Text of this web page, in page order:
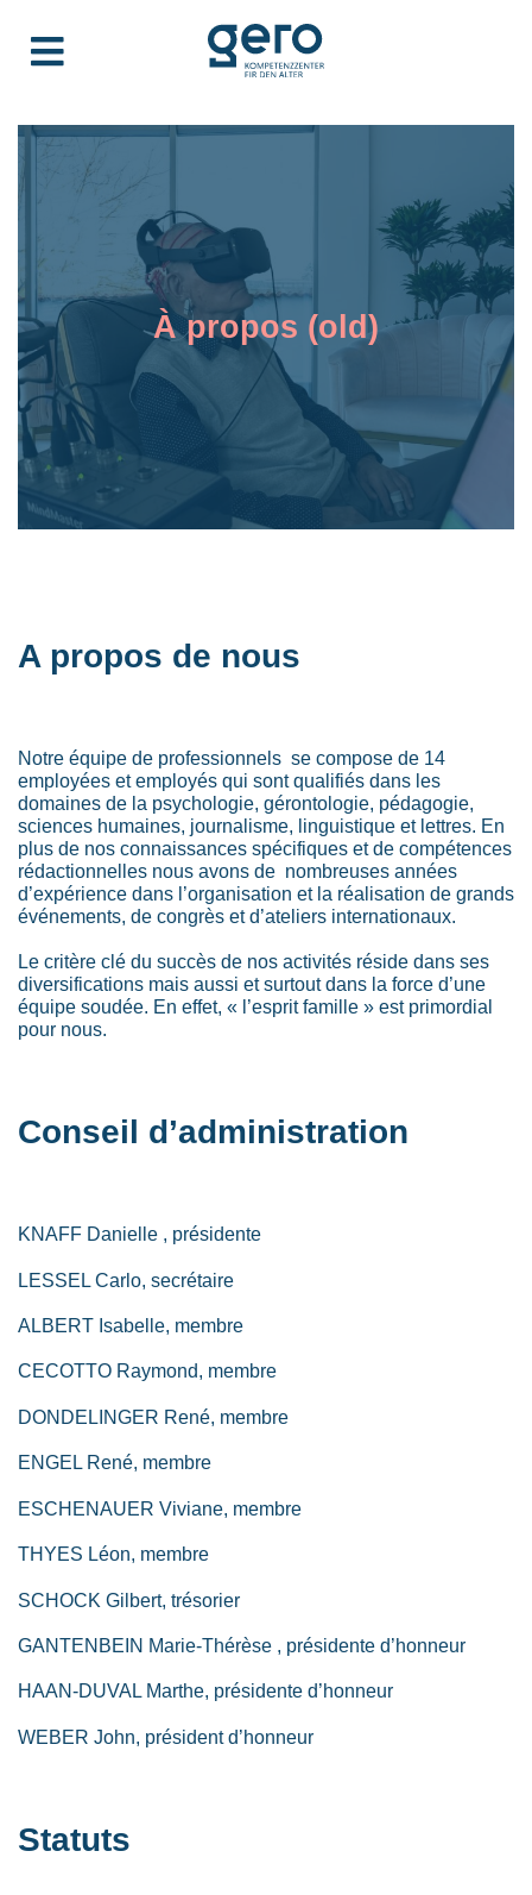
À propos (old)
A propos de nous
Notre équipe de professionnels se compose de 14
employées et employés qui sont qualifiés dans les
domaines de la psychologie, gérontologie, pédagogie,
sciences humaines, journalisme, linguistique et lettres. En
plus de nos connaissances spécifiques et de compétences
rédactionnelles nous avons de nombreuses années
d’expérience dans l’organisation et la réalisation de grands
événements, de congrès et d’ateliers internationaux.
Le critère clé du succès de nos activités réside dans ses
diversifications mais aussi et surtout dans la force d’une
équipe soudée. En effet, « l’esprit famille » est primordial
pour nous.
Conseil d’administration
KNAFF Danielle , présidente
LESSEL Carlo, secrétaire
ALBERT Isabelle, membre
CECOTTO Raymond, membre
DONDELINGER René, membre
ENGEL René, membre
ESCHENAUER Viviane, membre
THYES Léon, membre
SCHOCK Gilbert, trésorier
GANTENBEIN Marie-Thérèse , présidente d’honneur
HAAN-DUVAL Marthe, présidente d’honneur
WEBER John, président d’honneur
Statuts